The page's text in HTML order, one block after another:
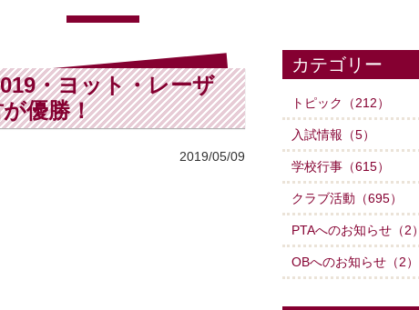
・ヨット・レーザ
優勝！
2019/05/09
カテゴリー
トピック（212）
入試情報（5）
学校行事（615）
クラブ活動（695）
PTAへのお知らせ（2）
OBへのお知らせ（2）